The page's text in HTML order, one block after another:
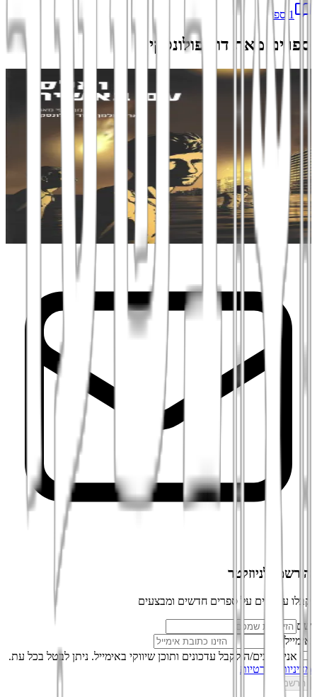
1 ספר
ספרים מאת דוד פולונסקי
מבצע
הוספה לסל
קומיקס ונובלות גרפיות
ואלס עם באשיר
רומן גרפי
ארי פולמן
דוד פולונסקי
הירשמו לניוזלטר
קבלו עדכונים על ספרים חדשים ומבצעים
שם
אימייל
אני מסכים/ה לקבל עדכונים ותוכן שיווקי באימייל. ניתן לבטל בכל עת.
מדיניות הפרטיות
הרשמה